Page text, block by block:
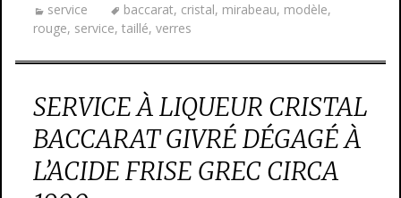
service baccarat, cristal, mirabeau, modèle,
rouge, service, taillé, verres
SERVICE À LIQUEUR CRISTAL
BACCARAT GIVRÉ DÉGAGÉ À
L’ACIDE FRISE GREC CIRCA